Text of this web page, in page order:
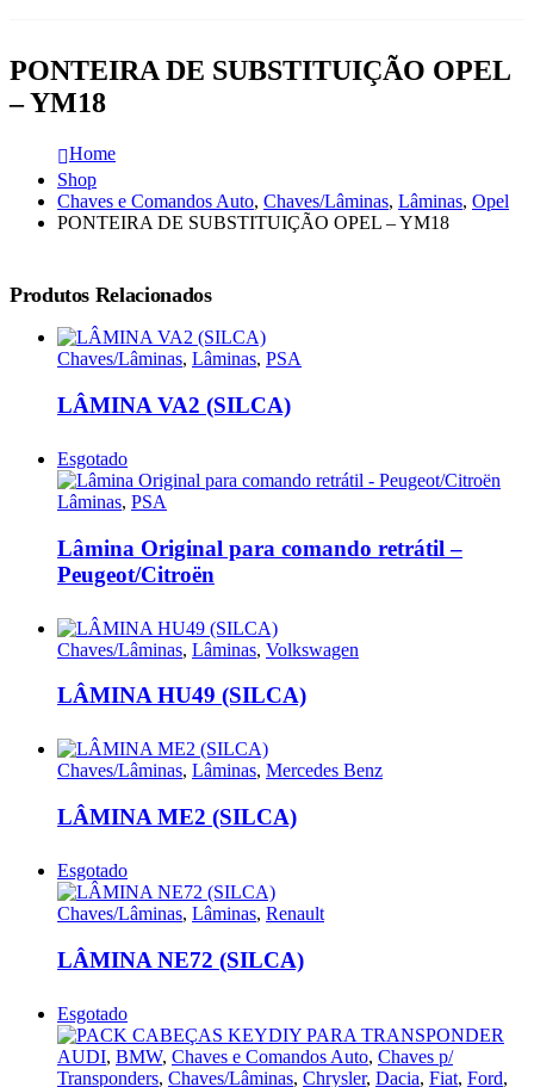
PONTEIRA DE SUBSTITUIÇÃO OPEL
– YM18
Home
Shop
Chaves e Comandos Auto, Chaves/Lâminas, Lâminas, Opel
PONTEIRA DE SUBSTITUIÇÃO OPEL – YM18
Produtos Relacionados
Chaves/Lâminas, Lâminas, PSA
LÂMINA VA2 (SILCA)
Esgotado
Lâminas, PSA
Lâmina Original para comando retrátil –
Peugeot/Citroën
Chaves/Lâminas, Lâminas, Volkswagen
LÂMINA HU49 (SILCA)
Chaves/Lâminas, Lâminas, Mercedes Benz
LÂMINA ME2 (SILCA)
Esgotado
Chaves/Lâminas, Lâminas, Renault
LÂMINA NE72 (SILCA)
Esgotado
AUDI, BMW, Chaves e Comandos Auto, Chaves p/
Transponders, Chaves/Lâminas, Chrysler, Dacia, Fiat, Ford,